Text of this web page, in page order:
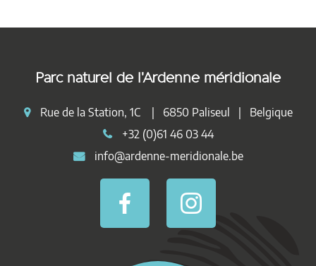
Parc naturel de l'Ardenne méridionale
Rue de la Station, 1C | 6850 Paliseul | Belgique
+32 (0)61 46 03 44
info@ardenne-meridionale.be